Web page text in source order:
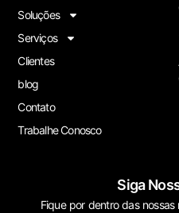
Soluções
Serviços
Clientes
blog
Contato
Trabalhe Conosco
Siga
Fique por dentro das